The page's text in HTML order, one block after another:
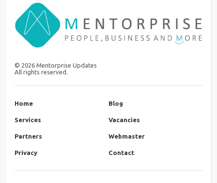
© 2026 Mentorprise Updates
All rights reserved.
Home Blog
Services Vacancies
Partners Webmaster
Privacy Contact